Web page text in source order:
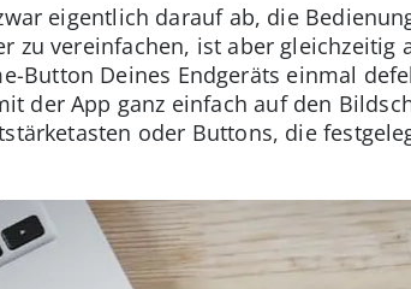
eigentlich darauf ab, die
zu vereinfachen, ist aber
Button Deines Endgeräts einmal
der App ganz einfach auf den
oder Buttons, die